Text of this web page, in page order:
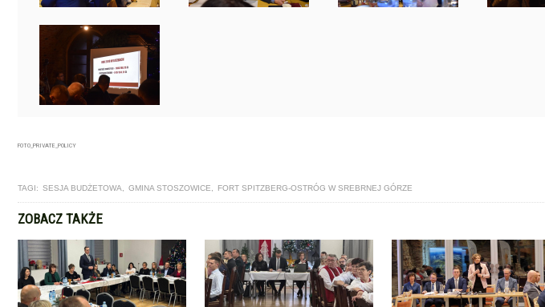
FOTO_PRIVATE_POLICY
TAGI: SESJA BUDŻETOWA GMINA STOSZOWICE FORT SPITZBERG-OSTRÓG W SREBRNEJ GÓRZE
ZOBACZ TAKŻE